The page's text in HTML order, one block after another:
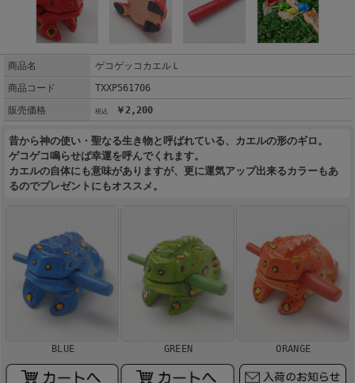
商品名
ゲコゲッコカエルＬ
商品コード
TXXP561706
販売価格
￥2,200
昔から神の使い・聖なる生き物と呼ばれている、カエルの形のギロ。
ゲコゲコ鳴らせば幸運を呼んでくれます。
カエルの自体にも意味がありますが、更に運気アップ出来るカラーもあ
るのでプレゼントにもオススメ。
BLUE GREEN ORANGE